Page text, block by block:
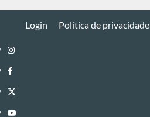
Login Política de privacidade
Instagram
Facebook
Twitter
Youtube